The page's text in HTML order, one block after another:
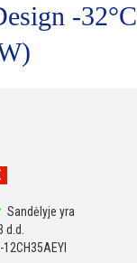
-32°C
Sandėlyje yra
d.d.
12CH35AEYI